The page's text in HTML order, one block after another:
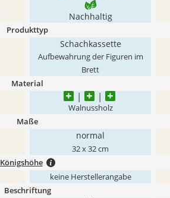
Nachhaltig
Produkttyp
Schachkassette
Aufbewahrung der Figuren im
Brett
Material
Walnussholz
Maße
normal
32 x 32 cm
Königshöhe
keine Herstellerangabe
Beschriftung